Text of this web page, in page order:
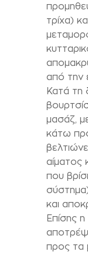
τρίχα)
από την
Κατά τη
μασάζ,
κάτω
αίματος
που
και
Επίσης
προς τα